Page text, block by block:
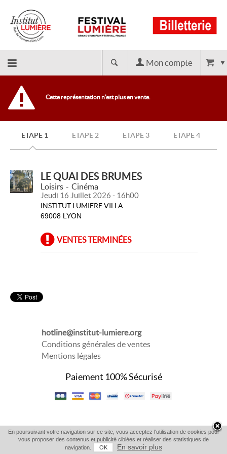
Retour
l'accueil
Mon compte
Cette représentation n'est plus en vente.
ETAPE 1 ETAPE 2 ETAPE 3 ETAPE 4
LE QUAI DES BRUMES
Loisirs Cinéma
Jeudi 16 Juillet 2026 - 16h00
INSTITUT LUMIERE VILLA
69008 LYON
VENTES TERMINÉES
hotline@institut-lumiere.org
Conditions générales de ventes
Mentions légales
Paiement 100% Sécurisé
En poursuivant votre navigation sur ce site, vous acceptez l'utilisation de cookies pour
vous proposer des contenus et publicité ciblées et réaliser des statistiques de
navigation.
OK En savoir plus